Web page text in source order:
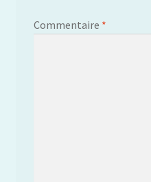
Commentaire *